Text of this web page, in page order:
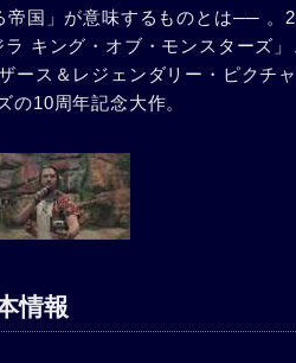
帝国」が意味するものとは── 。
キング・オブ・モンスターズ
ース＆レジェンダリー・ピクチ
の10周年記念大作。
情報